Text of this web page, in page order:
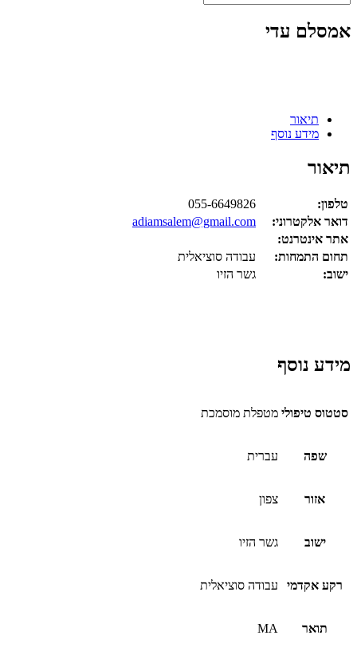
אמסלם עדי
תיאור
מידע נוסף
תיאור
טלפון:
055-6649826
דואר אלקטרוני:
adiamsalem@gmail.com
אתר אינטרנט:
תחום התמחות:
עבודה סוציאלית
ישוב:
גשר הזיו
מידע נוסף
סטטוס טיפולי מטפלת מוסמכת
שפה עברית
אזור צפון
ישוב גשר הזיו
רקע אקדמי עבודה סוציאלית
תואר MA